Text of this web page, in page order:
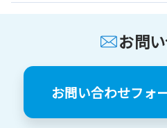
お問
お問い合わせフォ